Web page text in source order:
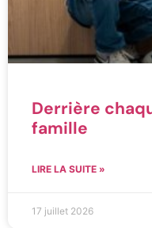
Derrière
famille
LIRE LA SUITE »
17 juillet 2026